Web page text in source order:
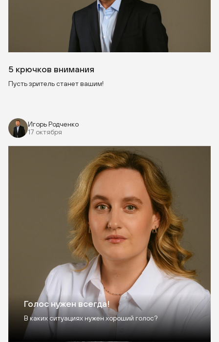
5 крючков внимания
Пусть зритель станет вашим!
Игорь Родченко
17 октября
Голос нужен всегда!
В каких ситуациях нужен хороший голос?